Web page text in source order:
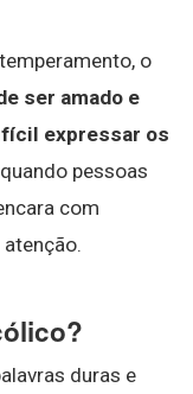
o
ser amado e
expressar os
pessoas
com
duras e